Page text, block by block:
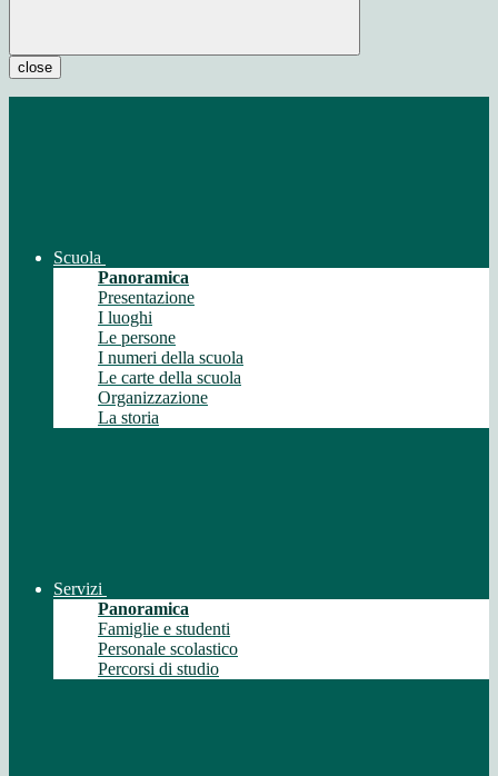
close
Scuola
Panoramica
Presentazione
I luoghi
Le persone
I numeri della scuola
Le carte della scuola
Organizzazione
La storia
Servizi
Panoramica
Famiglie e studenti
Personale scolastico
Percorsi di studio